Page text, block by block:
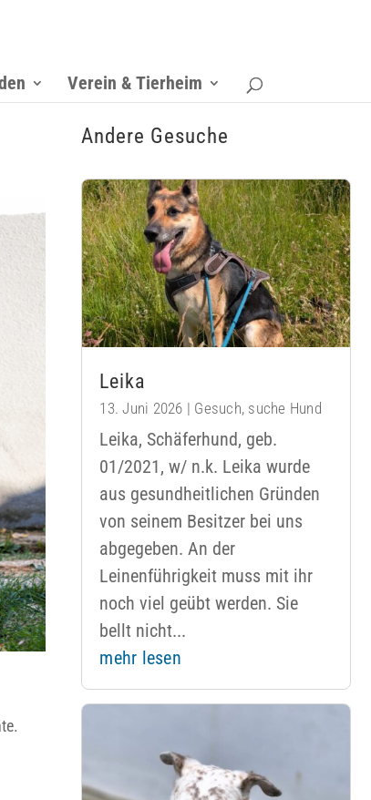
Verein & Tierheim
Andere Gesuche
Leika
13. Juni 2026 | Gesuch, suche Hund
Leika, Schäferhund, geb.
01/2021, w/ n.k. Leika wurde
aus gesundheitlichen Gründen
von seinem Besitzer bei uns
abgegeben. An der
Leinenführigkeit muss mit ihr
noch viel geübt werden. Sie
bellt nicht...
mehr lesen